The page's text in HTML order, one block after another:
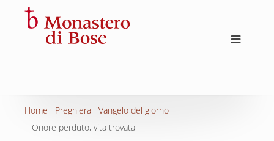
Home Preghiera
Vangelo del giorno
Onore perduto, vita trovata